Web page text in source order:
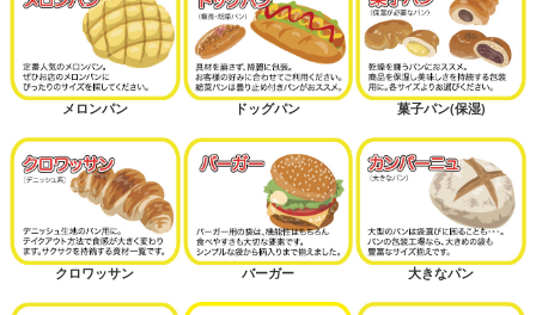
メロンパン ドッグパン 菓子パン(保湿)
クロワッサン バーガー 大きなパン